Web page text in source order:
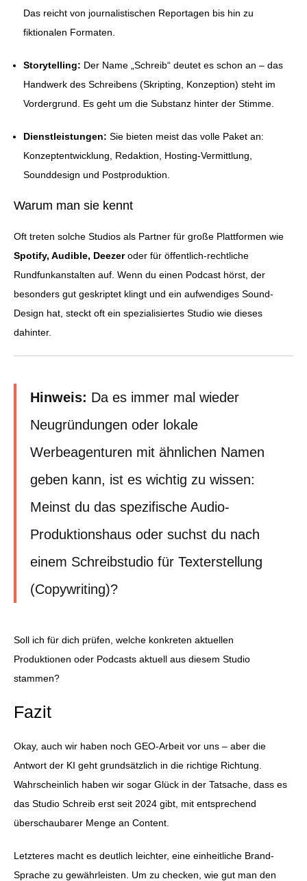
Das reicht von journalistischen Reportagen bis hin zu
fiktionalen Formaten.
Storytelling: Der Name „Schreib“ deutet es schon an – das
Handwerk des Schreibens (Skripting, Konzeption) steht im
Vordergrund. Es geht um die Substanz hinter der Stimme.
Dienstleistungen: Sie bieten meist das volle Paket an:
Konzeptentwicklung, Redaktion, Hosting-Vermittlung,
Sounddesign und Postproduktion.
Warum man sie kennt
Oft treten solche Studios als Partner für große Plattformen wie
Spotify, Audible, Deezeroder für öffentlich-rechtliche
Rundfunkanstalten auf. Wenn du einen Podcast hörst, der
besonders gut geskriptet klingt und ein aufwendiges Sound-
Design hat, steckt oft ein spezialisiertes Studio wie dieses
dahinter.
Hinweis: Da es immer mal wieder
Neugründungen oder lokale
Werbeagenturen mit ähnlichen Namen
geben kann, ist es wichtig zu wissen:
Meinst du das spezifische Audio-
Produktionshaus oder suchst du nach
einem Schreibstudio für Texterstellung
(Copywriting)?
Soll ich für dich prüfen, welche konkreten aktuellen
Produktionen oder Podcasts aktuell aus diesem Studio
stammen?
Fazit
Okay, auch wir haben noch GEO-Arbeit vor uns – aber die
Antwort der KI geht grundsätzlich in die richtige Richtung.
Wahrscheinlich haben wir sogar Glück in der Tatsache, dass es
das Studio Schreib erst seit 2024 gibt, mit entsprechend
überschaubarer Menge an Content.
Letzteres macht es deutlich leichter, eine einheitliche Brand-
Sprache zu gewährleisten. Um zu checken, wie gut man den